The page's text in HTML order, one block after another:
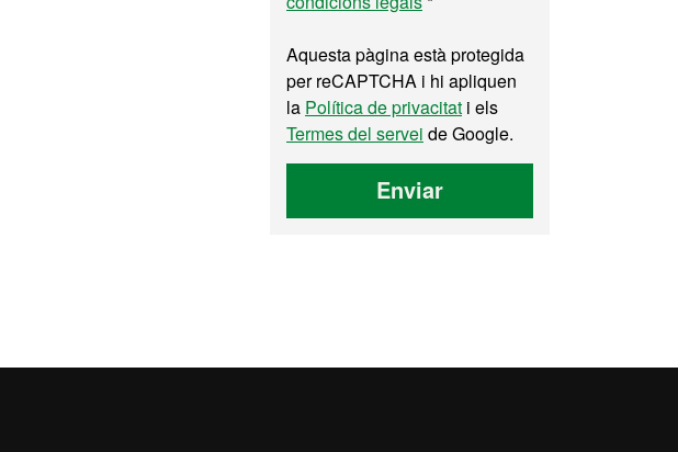
Aquesta pàgina està protegida
per reCAPTCHA i hi apliquen
la Política de privacitat i els
Termes del servei de Google.
Enviar